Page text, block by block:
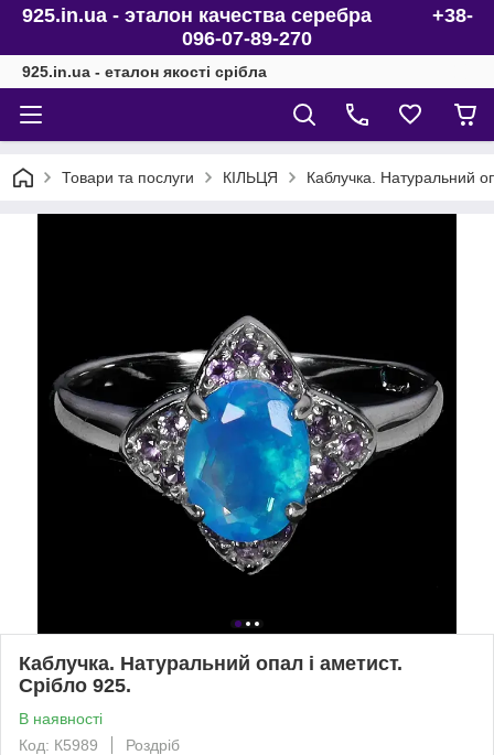
925.in.ua - эталон качества серебра +38-
096-07-89-270
925.in.ua - еталон якості срібла
Товари та послуги КІЛЬЦЯ Каблучка. Натуральний
Каблучка. Натуральний опал і аметист.
Срібло 925.
В наявності
Код: К5989
Роздріб